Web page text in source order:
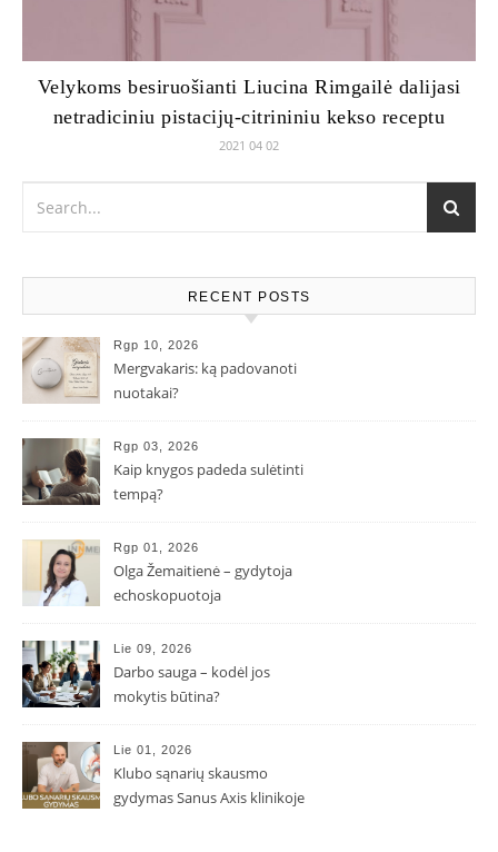
Velykoms besiruošianti Liucina Rimgailė dalijasi
netradiciniu pistacijų-citrininiu kekso receptu
2021 04 02
RECENT POSTS
Rgp 10, 2026
Mergvakaris: ką padovanoti
nuotakai?
Rgp 03, 2026
Kaip knygos padeda sulėtinti
tempą?
Rgp 01, 2026
Olga Žemaitienė – gydytoja
echoskopuotoja
Lie 09, 2026
Darbo sauga – kodėl jos
mokytis būtina?
Lie 01, 2026
Klubo sąnarių skausmo
gydymas Sanus Axis klinikoje